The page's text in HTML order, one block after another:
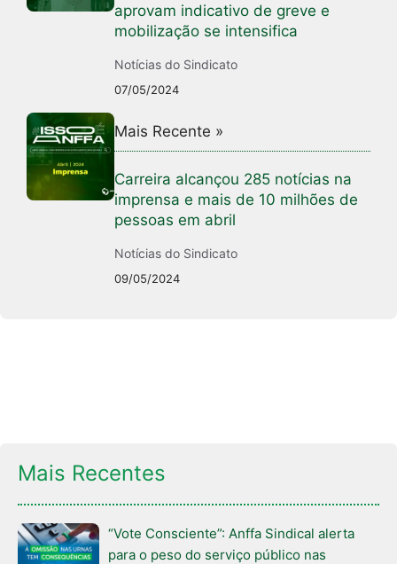
aprovam indicativo de greve e
mobilização se intensifica
Notícias do Sindicato
07/05/2024
Mais Recente »
Carreira alcançou 285 notícias na
imprensa e mais de 10 milhões de
pessoas em abril
Notícias do Sindicato
09/05/2024
Mais Recentes
“Vote Consciente”: Anffa Sindical alerta
para o peso do serviço público nas